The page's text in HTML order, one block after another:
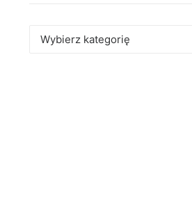
Kategorie